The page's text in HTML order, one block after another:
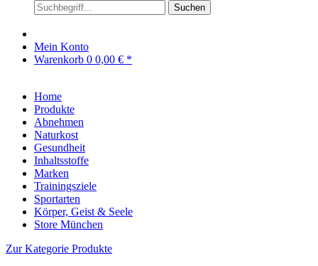
Suchen
Mein Konto
Warenkorb 0 0,00 € *
Home
Produkte
Abnehmen
Naturkost
Gesundheit
Inhaltsstoffe
Marken
Trainingsziele
Sportarten
Körper, Geist & Seele
Store München
Zur Kategorie Produkte